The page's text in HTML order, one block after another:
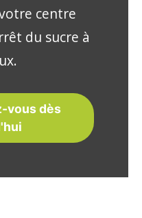
centre
du sucre à
vous dès